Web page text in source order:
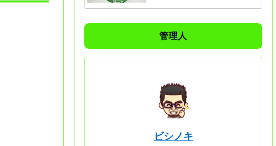
管理人
ビシノキ